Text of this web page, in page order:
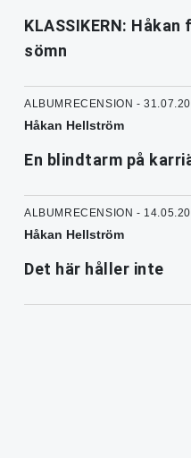
KLASSIKERN:
sömn
ALBUMRECENSION -
Håkan Hellström
En blindtarm på
ALBUMRECENSION -
Håkan Hellström
Det här håller inte